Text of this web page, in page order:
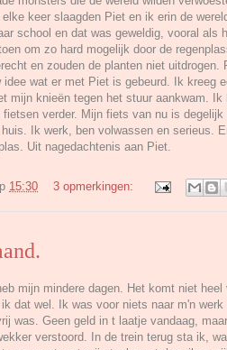
keer slaagden Piet en ik erin de
school en dat was geweldig, vooral als
om zo hard mogelijk door de
en zouden de planten niet uitdrogen.
idee wat er met Piet is gebeurd. Ik kreeg
mijn knieën tegen het stuur aankwam.
fietsen verder. Mijn fiets van nu is
Ik werk, ben volwassen en serieus.
Uit nagedachtenis aan Piet.
15:30 3 opmerkingen:
mijn mindere dagen. Het komt niet
dat wel. Ik was voor niets naar m'n
was. Geen geld in t laatje vandaag,
verstoord. In de trein terug sta ik,